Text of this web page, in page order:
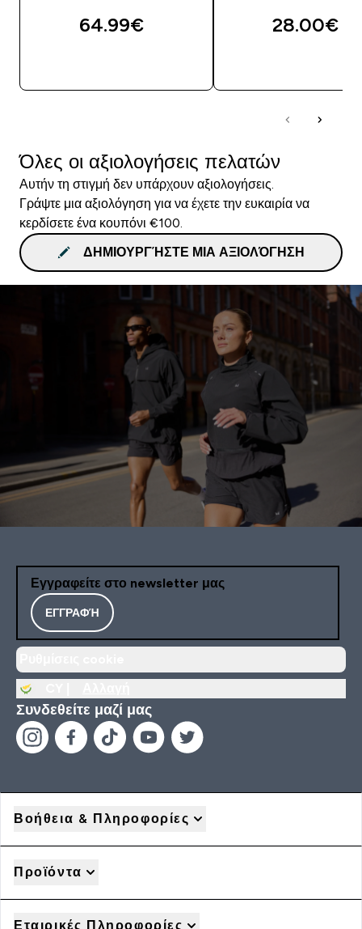
64.99€‎ 28.00€‎
Όλες οι αξιολογήσεις πελατών
Αυτήν τη στιγμή δεν υπάρχουν αξιολογήσεις.
Γράψτε μια αξιολόγηση για να έχετε την ευκαιρία να
κερδίσετε ένα κουπόνι €100.
ΔΗΜΙΟΥΡΓΉΣΤΕ ΜΙΑ ΑΞΙΟΛΌΓΗΣΗ
Εγγραφείτε στο newsletter μας
ΕΓΓΡΑΦΉ
Συνδεθείτε μαζί μας
Βοήθεια & Πληροφορίες
Προϊόντα
Εταιρικές Πληροφορίες